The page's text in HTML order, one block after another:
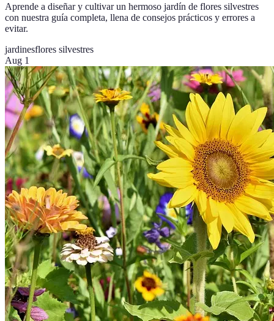
Aprende a diseñar y cultivar un hermoso jardín de flores silvestres
con nuestra guía completa, llena de consejos prácticos y errores a
evitar.
jardinesflores silvestres
Aug 1